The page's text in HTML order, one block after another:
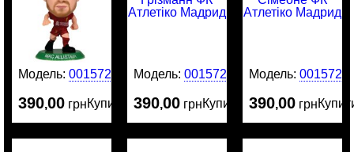
Модель:0015729
390,00 грнКупити
Модель:0015721
390,00 грнКупити
Модель: 0015720
390,00 грн